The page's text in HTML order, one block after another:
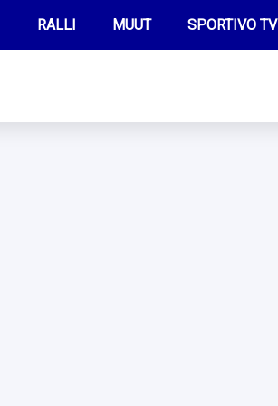
RALLI MUUT SPORTIVO TV